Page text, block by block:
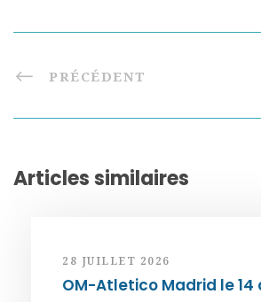
PRÉCÉDENT
Articles similaires
28 JUILLET 2026
OM-Atletico Madrid le 14